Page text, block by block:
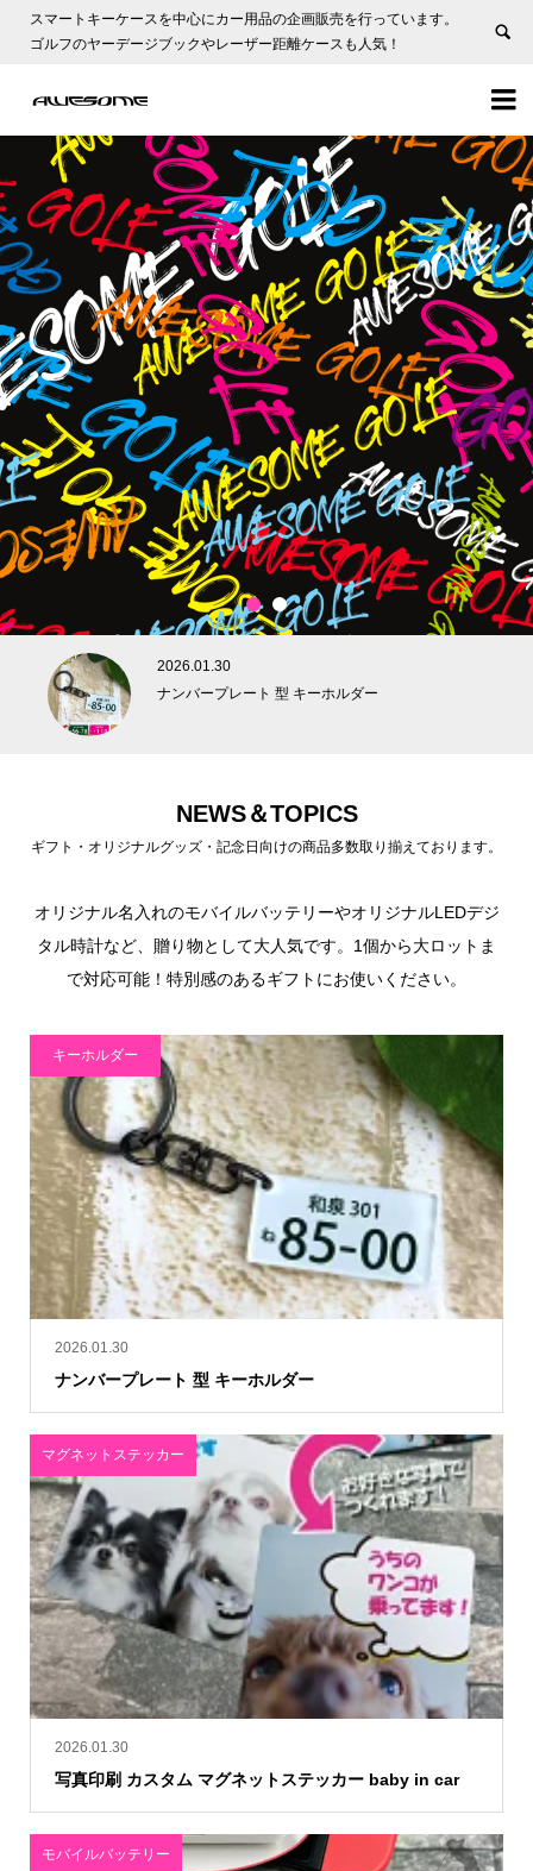
スマートキーケースを中心にカー用品の企画販売を行っています。
ゴルフのヤーデージブックやレーザー距離ケースも人気！


1 2
2026.01.30
ナンバープレート 型 キーホルダー
NEWS＆TOPICS
ギフト・オリジナルグッズ・記念日向けの商品多数取り揃えております。
オリジナル名入れのモバイルバッテリーやオリジナルLEDデジ
タル時計など、贈り物として大人気です。1個から大ロットま
で対応可能！特別感のあるギフトにお使いください。
2026.01.30
ナンバープレート 型 キーホルダー
キーホルダー
2026.01.30
写真印刷 カスタム マグネットステッカー baby in car
マグネットステッカー
モバイルバッテリー